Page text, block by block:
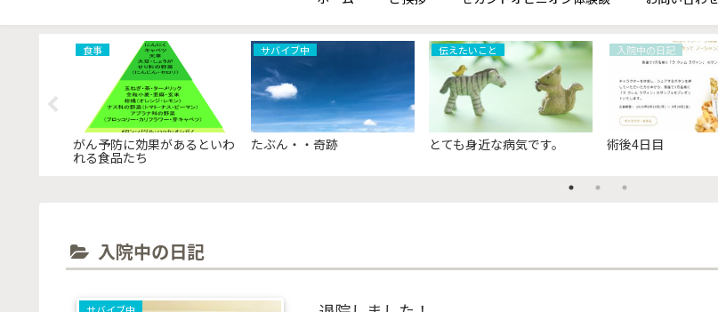
食事
がん予防に効果があるといわ
れる食品たち
サバイブ中
たぶん・・奇跡
伝えたいこと
とても身近な病気です。
入院中の日記
術後4日目
入院中の日記